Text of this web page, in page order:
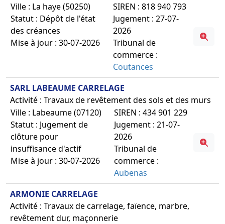
Ville : La haye (50250)
Statut : Dépôt de l'état
des créances
Mise à jour : 30-07-2026
SIREN : 818 940 793
Jugement : 27-07-
2026
Tribunal de
commerce :
Coutances
SARL LABEAUME CARRELAGE
Activité : Travaux de revêtement des sols et des murs
Ville : Labeaume (07120)
Statut : Jugement de
clôture pour
insuffisance d'actif
Mise à jour : 30-07-2026
SIREN : 434 901 229
Jugement : 21-07-
2026
Tribunal de
commerce :
Aubenas
ARMONIE CARRELAGE
Activité : Travaux de carrelage, faïence, marbre,
revêtement dur, maçonnerie